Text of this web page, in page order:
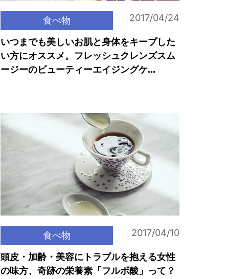
食べ物 2017/04/24
いつまでも美しいお肌と身体をキープした
い方にオススメ。フレッシュクレンズスム
ージーのビューティーエイジングケ...
食べ物 2017/04/10
頭皮・加齢・美容にトラブルを抱える女性
の味方、奇跡の栄養素「フルボ酸」って？